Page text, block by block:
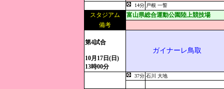
14分 戸根 一誓
スタジアム
富山県総合運動公園陸上競技場
備考
第4試合
10月17日(日)
13時00分
ガイナーレ鳥取
37分 石川 大地